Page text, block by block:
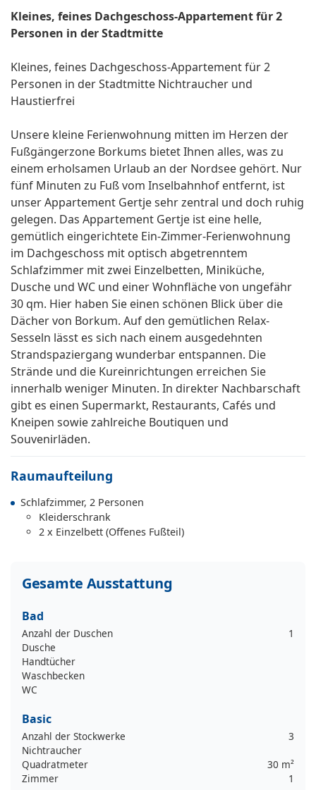
Kleines, feines Dachgeschoss-Appartement für 2
Personen in der Stadtmitte
Kleines, feines Dachgeschoss-Appartement für 2
Personen in der Stadtmitte Nichtraucher und
Haustierfrei
Unsere kleine Ferienwohnung mitten im Herzen der
Fußgängerzone Borkums bietet Ihnen alles, was zu
einem erholsamen Urlaub an der Nordsee gehört. Nur
fünf Minuten zu Fuß vom Inselbahnhof entfernt, ist
unser Appartement Gertje sehr zentral und doch ruhig
gelegen. Das Appartement Gertje ist eine helle,
gemütlich eingerichtete Ein-Zimmer-Ferienwohnung
im Dachgeschoss mit optisch abgetrenntem
Schlafzimmer mit zwei Einzelbetten, Miniküche,
Dusche und WC und einer Wohnfläche von ungefähr
30 qm. Hier haben Sie einen schönen Blick über die
Dächer von Borkum. Auf den gemütlichen Relax-
Sesseln lässt es sich nach einem ausgedehnten
Strandspaziergang wunderbar entspannen. Die
Strände und die Kureinrichtungen erreichen Sie
innerhalb weniger Minuten. In direkter Nachbarschaft
gibt es einen Supermarkt, Restaurants, Cafés und
Kneipen sowie zahlreiche Boutiquen und
Souvenirläden.
Raumaufteilung
Schlafzimmer, 2 Personen
Kleiderschrank
2 x Einzelbett (Offenes Fußteil)
Gesamte Ausstattung
Bad
Anzahl der Duschen
1
Dusche
Handtücher
Waschbecken
WC
Basic
Anzahl der Stockwerke
3
Nichtraucher
Quadratmeter
30 m²
Zimmer
1